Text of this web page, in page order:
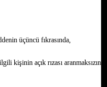
üçüncü fıkrasında,
kişinin açık rızası aranmaksızın